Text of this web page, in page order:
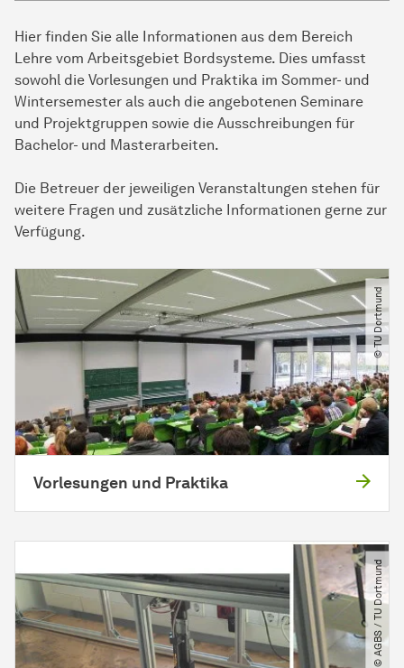
Hier finden Sie alle Informationen aus dem Bereich
Lehre vom Arbeitsgebiet Bordsysteme. Dies umfasst
sowohl die Vorlesungen und Praktika im Sommer- und
Wintersemester als auch die angebotenen Seminare
und Projektgruppen sowie die Ausschreibungen für
Bachelor- und Masterarbeiten.
Die Betreuer der jeweiligen Veranstaltungen stehen für
weitere Fragen und zusätzliche Informationen gerne zur
Verfügung.
© TU Dortmund
Vorlesungen und Praktika
© AGBS ​/​ TU Dortmund